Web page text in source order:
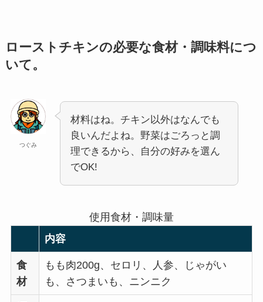
ローストチキンの必要な食材・調味料につ
いて。
つぐみ
材料はね。チキン以外はなんでも
良いんだよね。野菜はごろっと調
理できるから、自分の好みを選ん
でOK!
使用食材・調味量
内容
食
材
もも肉200g、セロリ、人参、じゃがい
も、さつまいも、ニンニク